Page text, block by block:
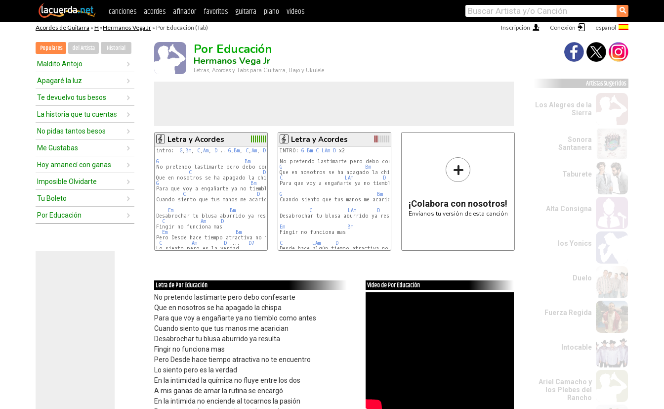
canciones acordes afinador favoritos guitarra piano videos ⚲
Acordes de Guitarra » H »Hermanos Vega Jr » Por Educación (Tab) Conexión
Inscripción
Populares del Artista Historial
Maldito Antojo
Apagaré la luz
Te devuelvo tus besos
La historia que tu cuentas
No pidas tantos besos
Me Gustabas
Hoy amanecí con ganas
Imposible Olvidarte
Tu Boleto
Por Educación
Por Educación
Hermanos Vega Jr
Letras, Acordes y Tabs para Guitarra, Bajo y Ukulele
Letra y Acordes
intro: G, Bm, C,Am, D .. G, Bm, C,Am, D
G
Bm
No pretendo lastimarte pero debo confesarte
C
D
G
Bm
Para que voy a engañarte ya no tiemblo como antes
C
D
Cuando siento que tus manos me acarician
Em
Bm
Desabrochar tu blusa aburrido ya resulta
C
Am
D
Fingir no funciona mas
Em
Bm
Pero Desde hace tiempo atractiva no te encuentro
C
Am D .... D7
Lo siento pero es la verdad
Letra y Acordes
INTRO: G Bm C LAm D x2
G
Bm
C
LAm
D
Para que voy a engañarte ya no tiemblo como antes
G
Bm
Cuando siento que tus manos me acarician
C
LAm
D
Desabrochar tu blusa aburrido ya resulta
Em
Bm
Fingir no funciona mas
C
LAm
D
Desde hace algún tiempo atractiva no te encuentro
+
¡Colabora con nosotros!
Envíanos tu versión de esta canción
Letra de Por Educación
No pretendo lastimarte pero debo confesarte
Que en nosotros se ha apagado la chispa
Para que voy a engañarte ya no tiemblo como antes
Cuando siento que tus manos me acarician
Desabrochar tu blusa aburrido ya resulta
Fingir no funciona mas
Pero Desde hace tiempo atractiva no te encuentro
Lo siento pero es la verdad
En la intimidad la química no fluye entre los dos
A mis ganas de amar la rutina se encargó
En la intimida no enciende al tocarnos la pasión
Video de Por Educación
Artistas Sugeridos
Los Alegres de la
Sierra
Sonora
Santanera
Taburete
Alta Consigna
los Yonics
Duelo
Fuerza Regida
Intocable
Ariel Camacho y
los Plebes del
Rancho